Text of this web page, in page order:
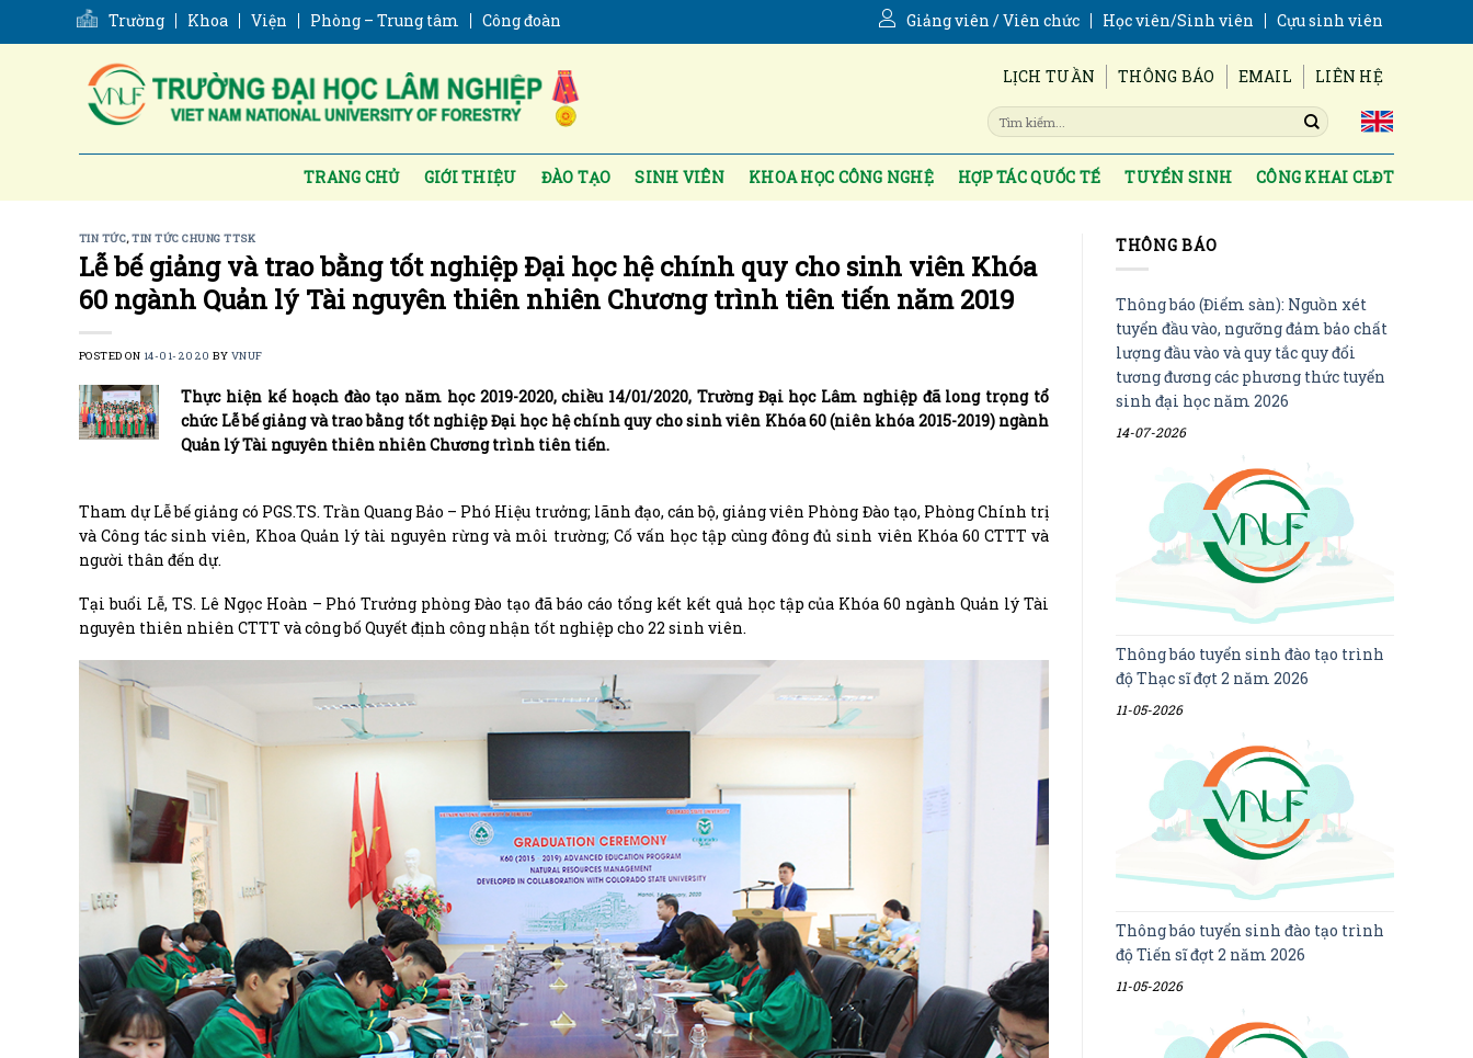
Trường Khoa Viện Phòng – Trung tâm Công đoàn Giảng viên / Viên chức Học viên/Sinh viên Cựu sinh viên
LỊCH TUẦN THÔNG BÁO EMAIL LIÊN HỆ
TRANG CHỦ GIỚI THIỆU ĐÀO TẠO SINH VIÊN KHOA HỌC CÔNG NGHỆ HỢP TÁC QUỐC TẾ TUYỂN SINH CÔNG KHAI CLĐT
TIN TỨC,TIN TỨC CHUNG TTSK
Lễ bế giảng và trao bằng tốt nghiệp Đại học hệ chính quy cho sinh viên Khóa
60 ngành Quản lý Tài nguyên thiên nhiên Chương trình tiên tiến năm 2019
POSTED ON 14-01-2020 BY VNUF
Thực hiện kế hoạch đào tạo năm học 2019-2020, chiều 14/01/2020, Trường Đại học Lâm nghiệp đã long trọng tổ
chức Lễ bế giảng và trao bằng tốt nghiệp Đại học hệ chính quy cho sinh viên Khóa 60 (niên khóa 2015-2019) ngành
Quản lý Tài nguyên thiên nhiên Chương trình tiên tiến.
Tham dự Lễ bế giảng có PGS.TS. Trần Quang Bảo – Phó Hiệu trưởng; lãnh đạo, cán bộ, giảng viên Phòng Đào tạo, Phòng Chính trị
và Công tác sinh viên, Khoa Quản lý tài nguyên rừng và môi trường; Cố vấn học tập cùng đông đủ sinh viên Khóa 60 CTTT và
người thân đến dự.
Tại buổi Lễ, TS. Lê Ngọc Hoàn – Phó Trưởng phòng Đào tạo đã báo cáo tổng kết kết quả học tập của Khóa 60 ngành Quản lý Tài
nguyên thiên nhiên CTTT và công bố Quyết định công nhận tốt nghiệp cho 22 sinh viên.
THÔNG BÁO
Thông báo (Điểm sàn): Nguồn xét
tuyển đầu vào, ngưỡng đảm bảo chất
lượng đầu vào và quy tắc quy đổi
tương đương các phương thức tuyển
sinh đại học năm 2026
14-07-2026
Thông báo tuyển sinh đào tạo trình
độ Thạc sĩ đợt 2 năm 2026
11-05-2026
Thông báo tuyển sinh đào tạo trình
độ Tiến sĩ đợt 2 năm 2026
11-05-2026